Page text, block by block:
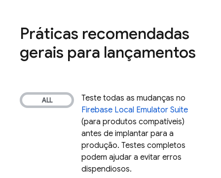
Práticas recomendadas
gerais para lançamentos
Teste todas as mudanças no
Firebase Local Emulator Suite
(para produtos compatíveis)
antes de implantar para a
produção. Testes completos
podem ajudar a evitar erros
dispendiosos.